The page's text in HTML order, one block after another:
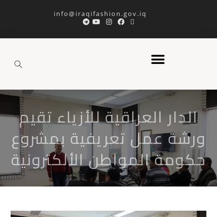
الدار العراقية للأزياء تقيم
ورشة عمل تعريفية بمشروع
حكومة المواطن اﻷلكترونية